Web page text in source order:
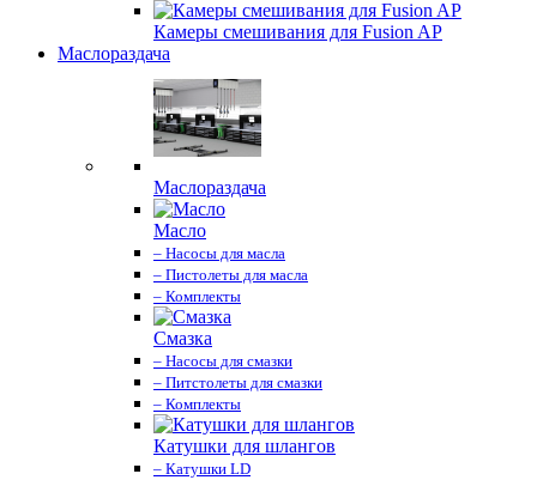
Камеры смешивания для Fusion AP
Маслораздача
Маслораздача
Масло
– Насосы для масла
– Пистолеты для масла
– Комплекты
Смазка
– Насосы для смазки
– Питстолеты для смазки
– Комплекты
Катушки для шлангов
– Катушки LD